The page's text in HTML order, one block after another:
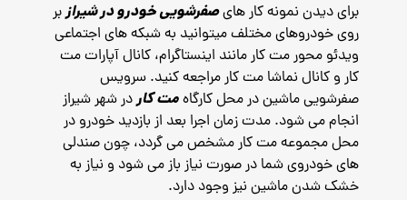
برای دیدن نمونه کار هایصفرشویی خودرو در شیرازبر
روی خودروهای مختلف میتوانید به شبکه های اجتماعی
ویدئو محور مت کار مانند اینستاگرام، کانال آپارات مت
کار و کانال نماشا مت کار مراجعه کنید. سرویس
صفرشویی ماشین در محل کارگاهمت کاردر شهر شیراز
انجام می شود. مدت زمان اجرا بعد از بازدید خودرو در
محل مجموعه مت کار مشخص می گردد، چون صندلی
های خودروی شما در صورت نیاز باز می شود و نیاز به
خشک شدن ماشین نیز وجود دارد.